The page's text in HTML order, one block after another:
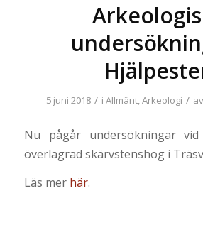
5 juni 2018 / i Allmänt,Arkeologi / av
Nu pågår undersökningar
överlagrad skärvstenshög i
Läs mer här.